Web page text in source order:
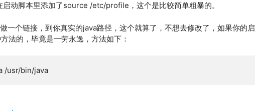
动脚本里添加了source /etc/profile，这个是比较简单粗暴的。
一个链接，到你真实的java路径，这个就算了，不想去修改了，如果你的启
法的，毕竟是一劳永逸，方法如下：
/usr/bin/java